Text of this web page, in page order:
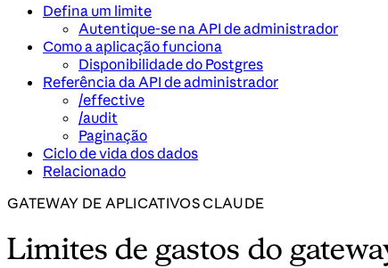
Defina um limite
Autentique-se na API de administrador
Como a aplicação funciona
Disponibilidade do Postgres
Referência da API de administrador
/effective
/audit
Paginação
Ciclo de vida dos dados
Relacionado
GATEWAY DE APLICATIVOS CLAUDE
Limites de gastos do